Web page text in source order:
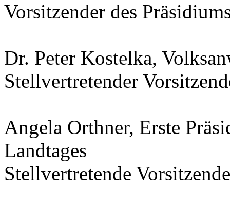
Vorsitzender des
Dr. Peter Kostelka,
Stellvertretender
Angela Orthner, Erste
Landtages
Stellvertretende